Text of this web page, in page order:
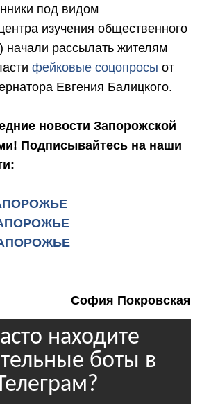
под видом
изучения общественного
рассылать жителям
фейковые соцопросы от
Евгения Балицкого.
новости Запорожской
Подписывайтесь на наши
София Покровская